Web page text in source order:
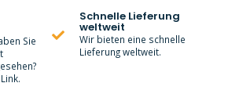
Sie
Schnelle Lieferung
weltweit
Wir bieten eine schnelle
Lieferung weltweit.